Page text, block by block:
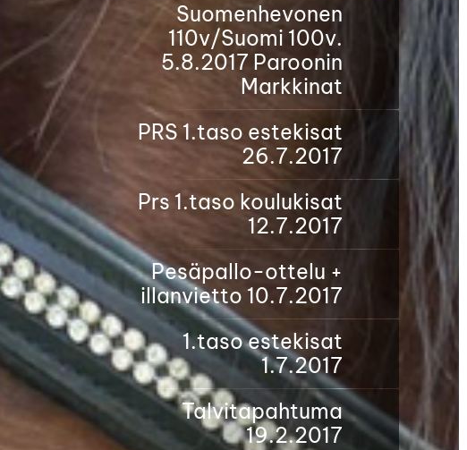
Suomenhevonen
110v/Suomi 100v.
5.8.2017 Paroonin
Markkinat
PRS 1.taso estekisat
26.7.2017
Prs 1.taso koulukisat
12.7.2017
Pesäpallo-ottelu +
illanvietto 10.7.2017
1.taso estekisat
1.7.2017
Talvitapahtuma
19.2.2017